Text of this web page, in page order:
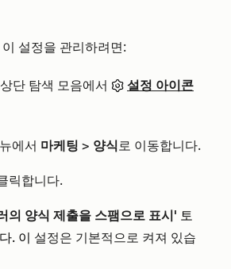
설정을 관리하려면:
단 탐색 모음에서
설정 아이콘
에서 마케팅 > 양식 로 이동합니다.
릭합니다.
의 양식 제출을 스팸으로 표시' 토
. 이 설정은 기본적으로 켜져 있습